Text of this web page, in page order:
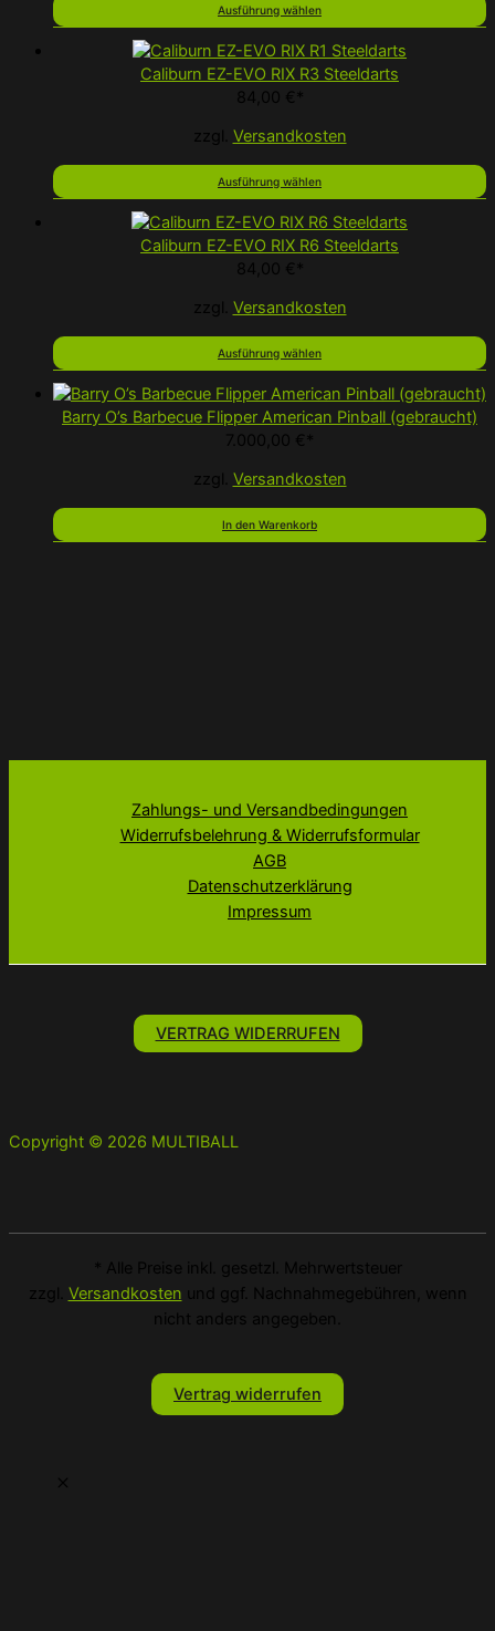
Ausführung wählen
Caliburn EZ-EVO RIX R3 Steeldarts
84,00 € *
zzgl. Versandkosten
Ausführung wählen
Caliburn EZ-EVO RIX R6 Steeldarts
84,00 € *
zzgl. Versandkosten
Ausführung wählen
Barry O’s Barbecue Flipper American Pinball (gebraucht)
7.000,00 € *
zzgl. Versandkosten
In den Warenkorb
Zahlungs- und Versandbedingungen
Widerrufsbelehrung & Widerrufsformular
AGB
Datenschutzerklärung
Impressum
VERTRAG WIDERRUFEN
Copyright © 2026 MULTIBALL
* Alle Preise inkl. gesetzl. Mehrwertsteuer
zzgl. Versandkosten und ggf. Nachnahmegebühren, wenn
nicht anders angegeben.
Vertrag widerrufen